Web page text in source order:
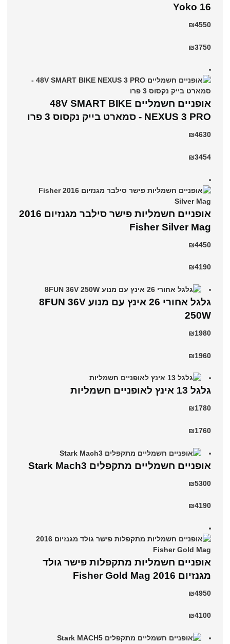
Yoko 16
₪4550
₪3750
אופניים חשמליים 48V SMART BIKE
NEXUS 3 PRO - סמארט בייק נקסוס 3 פרו
₪4630
₪3454
אופניים חשמליות פישר סילבר מגנזיום 2016
Fisher Silver Mag
₪4450
₪4190
גלגל אחורי 26 אינץ עם מנוע 8FUN 36V
250W
₪1980
₪1960
גלגל 13 אינץ לאופניים חשמליות
₪1780
₪1760
‏אופניים חשמליים ‏מתקפלים Stark Mach3
₪5300
₪4190
אופניים חשמליות מתקפלות פישר גולד
מגנזיום 2016 Fisher Gold Mag
₪4950
₪4100